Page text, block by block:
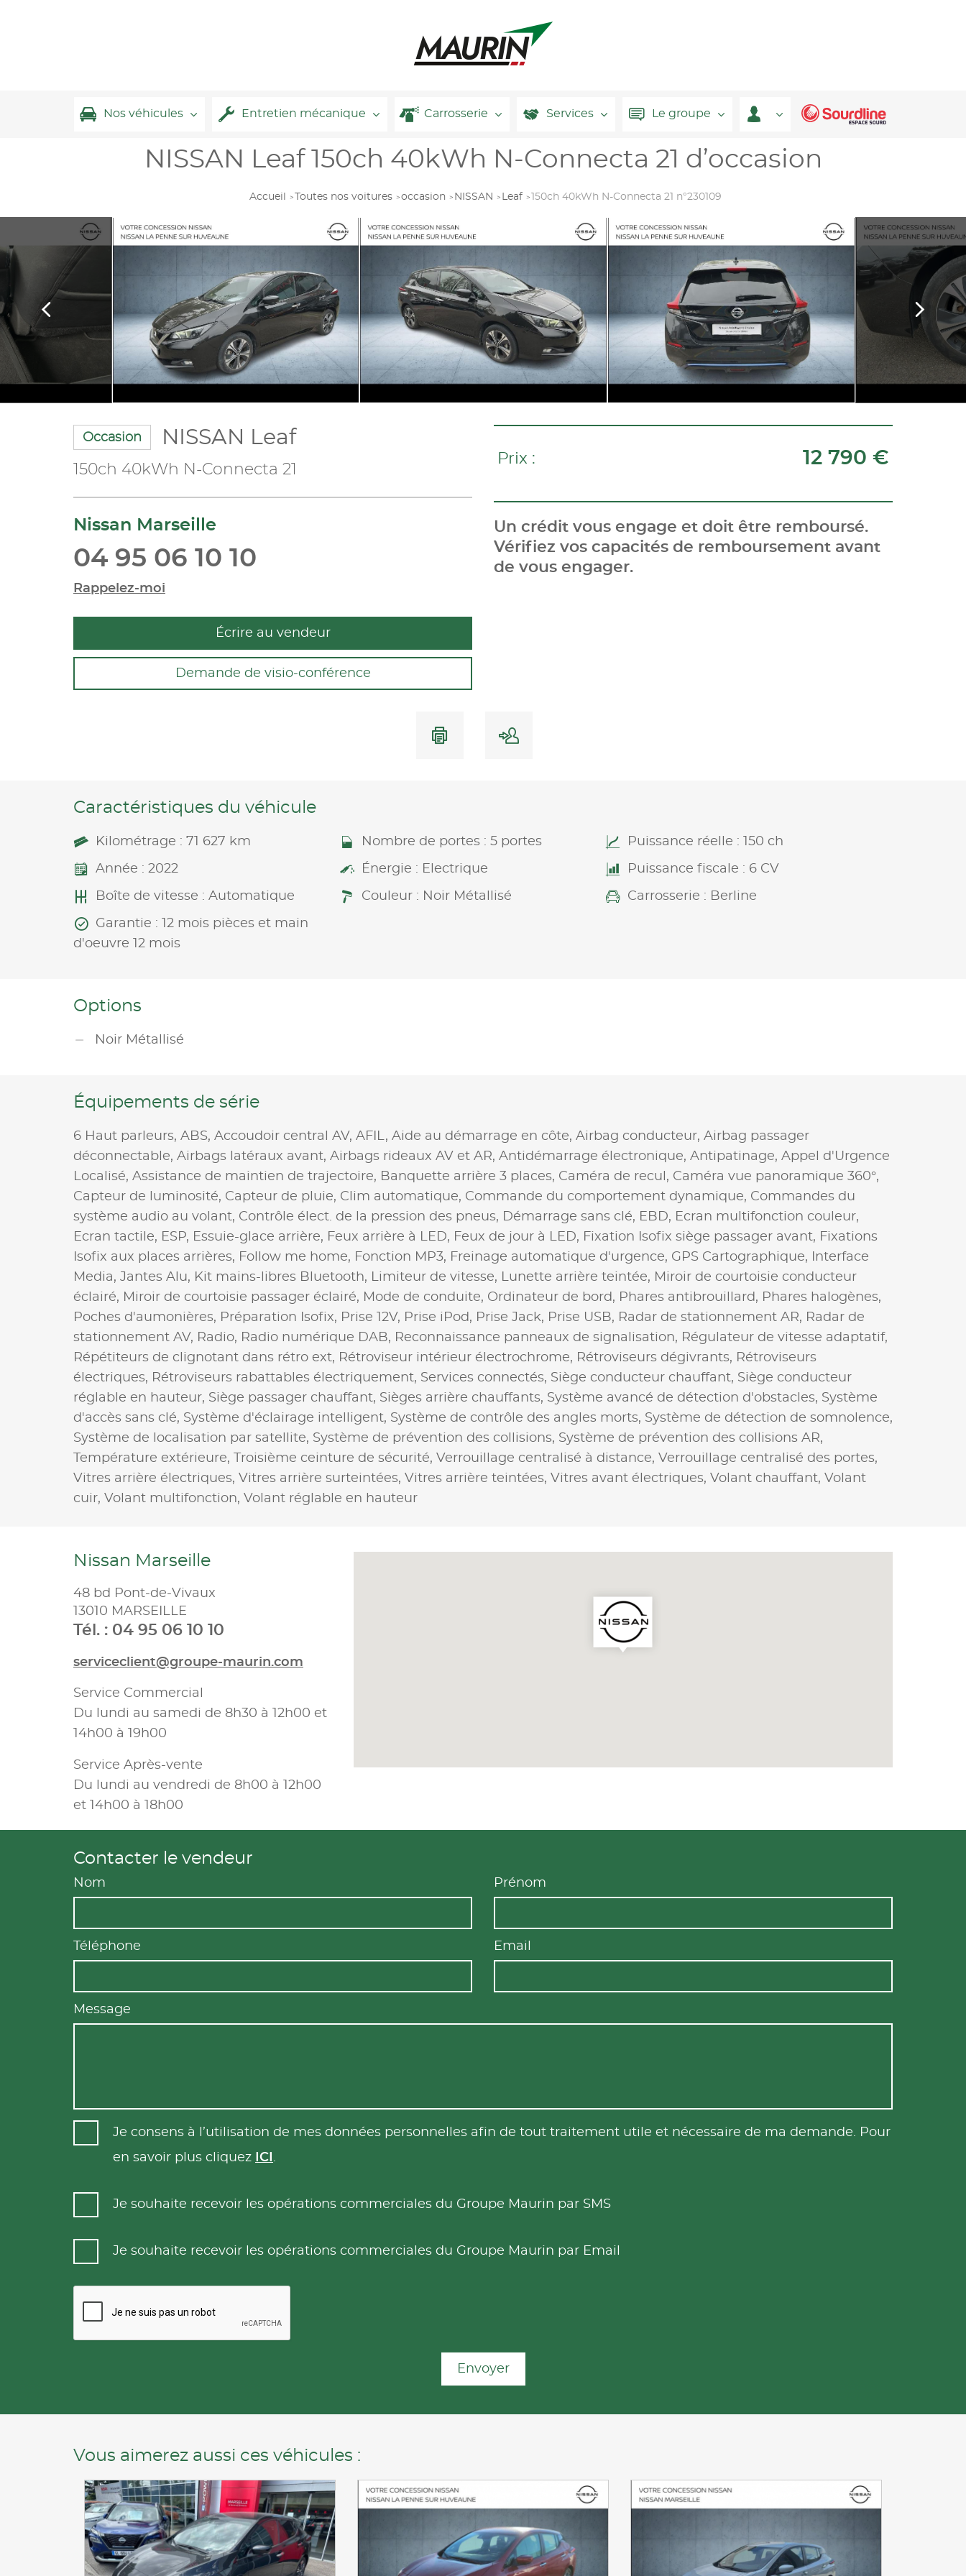
Nos véhicules Entretien mécanique Carrosserie Services Le groupe
NISSAN Leaf 150ch 40kWh N-Connecta 21 d’occasion
Accueil Toutes nos voitures occasion NISSAN Leaf 150ch 40kWh N-Connecta 21 n°230109
Occasion NISSAN Leaf
150ch 40kWh N-Connecta 21
Nissan Marseille
04 95 06 10 10
Rappelez-moi
Écrire au vendeur
Demande de visio-conférence
Prix : 12 790 €
Un crédit vous engage et doit être remboursé.
Vérifiez vos capacités de remboursement avant
de vous engager.
Caractéristiques du véhicule
Kilométrage : 71 627 km Nombre de portes : 5 portes Puissance réelle : 150 ch
Année : 2022 Énergie : Electrique Puissance fiscale : 6 CV
Boîte de vitesse : Automatique Couleur : Noir Métallisé Carrosserie : Berline
Garantie : 12 mois pièces et main
d'oeuvre 12 mois
Options
Noir Métallisé
Équipements de série
6 Haut parleurs, ABS, Accoudoir central AV, AFIL, Aide au démarrage en côte, Airbag conducteur, Airbag passager
déconnectable, Airbags latéraux avant, Airbags rideaux AV et AR, Antidémarrage électronique, Antipatinage, Appel d'Urgence
Localisé, Assistance de maintien de trajectoire, Banquette arrière 3 places, Caméra de recul, Caméra vue panoramique 360°,
Capteur de luminosité, Capteur de pluie, Clim automatique, Commande du comportement dynamique, Commandes du
système audio au volant, Contrôle élect. de la pression des pneus, Démarrage sans clé, EBD, Ecran multifonction couleur,
Ecran tactile, ESP, Essuie-glace arrière, Feux arrière à LED, Feux de jour à LED, Fixation Isofix siège passager avant, Fixations
Isofix aux places arrières, Follow me home, Fonction MP3, Freinage automatique d'urgence, GPS Cartographique,
Interface
Media, Jantes Alu, Kit mains-libres Bluetooth, Limiteur de vitesse, Lunette arrière teintée, Miroir de courtoisie conducteur
éclairé, Miroir de courtoisie passager éclairé, Mode de conduite, Ordinateur de bord, Phares antibrouillard, Phares halogènes,
Poches d'aumonières, Préparation Isofix, Prise 12V, Prise iPod, Prise Jack, Prise USB, Radar de stationnement AR, Radar de
stationnement AV, Radio, Radio numérique DAB, Reconnaissance panneaux de signalisation, Régulateur de vitesse adaptatif,
Répétiteurs de clignotant dans rétro ext, Rétroviseur intérieur électrochrome, Rétroviseurs dégivrants, Rétroviseurs
électriques, Rétroviseurs rabattables électriquement, Services connectés, Siège conducteur chauffant, Siège conducteur
réglable en hauteur, Siège passager chauffant, Sièges arrière chauffants, Système avancé de détection d'obstacles, Système
d'accès sans clé, Système d'éclairage intelligent, Système de contrôle des angles morts, Système de détection de somnolence,
Système de localisation par satellite, Système de prévention des collisions, Système de prévention des collisions AR,
Température extérieure,
Troisième ceinture de sécurité, Verrouillage centralisé à distance, Verrouillage centralisé des portes,
Vitres arrière électriques, Vitres arrière surteintées, Vitres arrière teintées, Vitres avant électriques, Volant chauffant, Volant
cuir, Volant multifonction, Volant réglable en hauteur
Nissan Marseille
48 bd Pont-de-Vivaux
13010 MARSEILLE
Tél. : 04 95 06 10 10
serviceclient@groupe-maurin.com
Service Commercial
Du lundi au samedi de 8h30 à 12h00 et
14h00 à 19h00
Service Après-vente
Du lundi au vendredi de 8h00 à 12h00
et 14h00 à 18h00
Contacter le vendeur
Nom Prénom
Téléphone Email
Message
Je consens à l’utilisation de mes données personnelles afin de tout traitement utile et nécessaire de ma demande. Pour
en savoir plus cliquez
ICI .
Je souhaite recevoir les opérations commerciales du Groupe Maurin par SMS
Je souhaite recevoir les opérations commerciales du Groupe Maurin par Email
Envoyer
Vous aimerez aussi ces véhicules :